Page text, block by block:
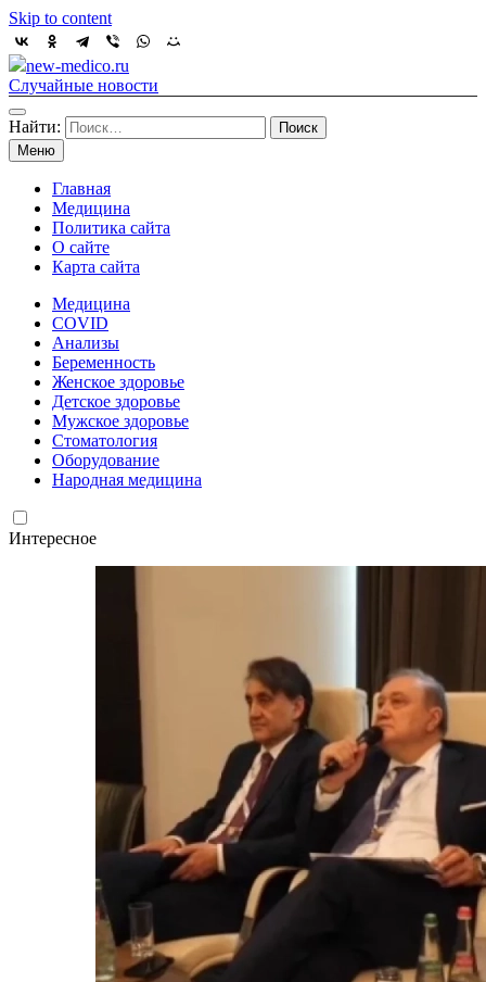
Skip to content
new-medico.ru
Случайные новости
Найти:
Меню
Главная
Медицина
Политика сайта
О сайте
Карта сайта
Медицина
COVID
Анализы
Беременность
Женское здоровье
Детское здоровье
Мужское здоровье
Стоматология
Оборудование
Народная медицина
Интересное